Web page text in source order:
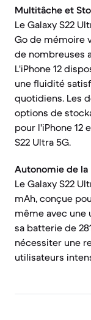
Multitâche et
Le Galaxy S22
Go de mémoire
de nombreuses
L'iPhone 12
une fluidité
quotidiens. Les
options de
pour l'iPhone 12
S22 Ultra 5G.
Autonomie de la
Le Galaxy S22
mAh, conçue
même avec une
sa batterie de
nécessiter une
utilisateurs